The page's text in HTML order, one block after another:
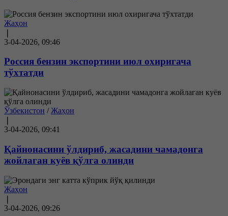
Жаҳон
3-04-2026, 09:46
Россия бензин экспортини июл охиригача
тўхтатди
Ўзбекистон /Жаҳон
3-04-2026, 09:41
Қайнонасини ўлдириб, жасадини чамадонга
жойлаган куёв қўлга олинди
Жаҳон
3-04-2026, 09:26